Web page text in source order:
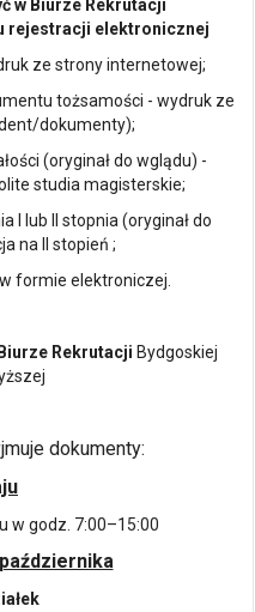
w Biurze Rekrutacji
rejestracji elektronicznej
ze strony internetowej;
tożsamości - wydruk ze
dokumenty);
(oryginał do wglądu) -
studia magisterskie;
I lub II stopnia (oryginał do
na II stopień ;
formie elektroniczej.
Biurze Rekrutacji Bydgoskiej
dokumenty:
w godz. 7:00–15:00